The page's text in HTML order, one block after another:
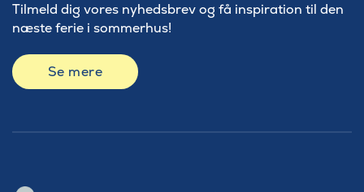
Tilmeld dig vores nyhedsbrev og få inspiration til den
næste ferie i sommerhus!
Se mere